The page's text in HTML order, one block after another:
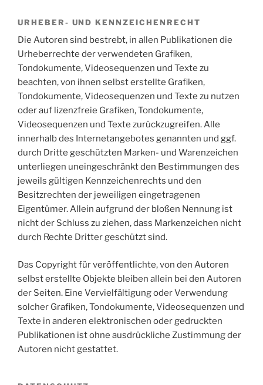
URHEBER- UND KENNZEICHENRECHT
Die Autoren sind bestrebt, in allen Publikationen die
Urheberrechte der verwendeten Grafiken,
Tondokumente, Videosequenzen und Texte zu
beachten, von ihnen selbst erstellte Grafiken,
Tondokumente, Videosequenzen und Texte zu nutzen
oder auf lizenzfreie Grafiken, Tondokumente,
Videosequenzen und Texte zurückzugreifen. Alle
innerhalb des Internetangebotes genannten und ggf.
durch Dritte geschützten Marken- und Warenzeichen
unterliegen uneingeschränkt den Bestimmungen des
jeweils gültigen Kennzeichenrechts und den
Besitzrechten der jeweiligen eingetragenen
Eigentümer. Allein aufgrund der bloßen Nennung ist
nicht der Schluss zu ziehen, dass Markenzeichen nicht
durch Rechte Dritter geschützt sind.
Das Copyright für veröffentlichte, von den Autoren
selbst erstellte Objekte bleiben allein bei den Autoren
der Seiten. Eine Vervielfältigung oder Verwendung
solcher Grafiken, Tondokumente, Videosequenzen und
Texte in anderen elektronischen oder gedruckten
Publikationen ist ohne ausdrückliche Zustimmung der
Autoren nicht gestattet.